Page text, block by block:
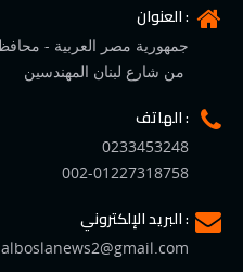
العنوان :
الهاتف :
0233453248
002-01227318758
البريد الإلكتروني :
alboslanews2@gmail.com